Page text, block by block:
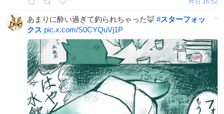
あまりに酔い過ぎて釣られちゃった🦊 #スターフォッ
クス pic.x.com/S0CYQuVj1P